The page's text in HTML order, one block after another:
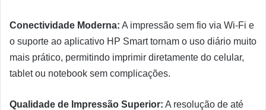
Conectividade Moderna: A impressão sem fio via Wi-Fi e
o suporte ao aplicativo HP Smart tornam o uso diário muito
mais prático, permitindo imprimir diretamente do celular,
tablet ou notebook sem complicações.
Qualidade de Impressão Superior: A resolução de até